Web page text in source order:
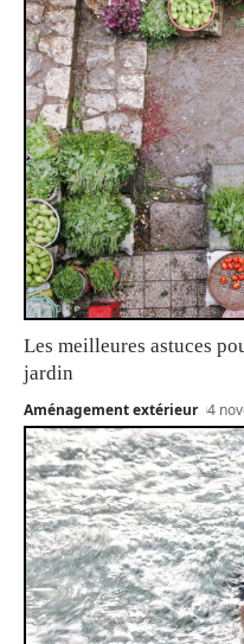
Les meilleures astuces
jardin
Aménagement extérieur 4